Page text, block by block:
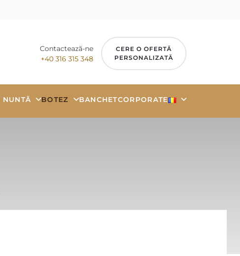
Contactează-ne
+40 316 315 348
CERE O OFERTĂ
PERSONALIZATĂ
NUNTĂ BOTEZ BANCHETCORPORATE